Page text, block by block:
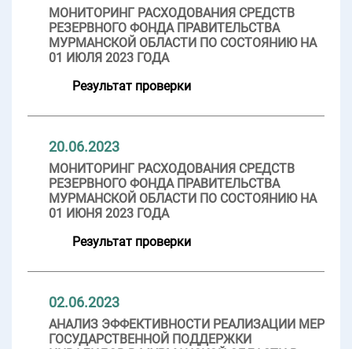
МОНИТОРИНГ РАСХОДОВАНИЯ СРЕДСТВ
РЕЗЕРВНОГО ФОНДА ПРАВИТЕЛЬСТВА
МУРМАНСКОЙ ОБЛАСТИ ПО СОСТОЯНИЮ НА
01 ИЮЛЯ 2023 ГОДА
Результат проверки
20.06.2023
МОНИТОРИНГ РАСХОДОВАНИЯ СРЕДСТВ
РЕЗЕРВНОГО ФОНДА ПРАВИТЕЛЬСТВА
МУРМАНСКОЙ ОБЛАСТИ ПО СОСТОЯНИЮ НА
01 ИЮНЯ 2023 ГОДА
Результат проверки
02.06.2023
АНАЛИЗ ЭФФЕКТИВНОСТИ РЕАЛИЗАЦИИ МЕР
ГОСУДАРСТВЕННОЙ ПОДДЕРЖКИ